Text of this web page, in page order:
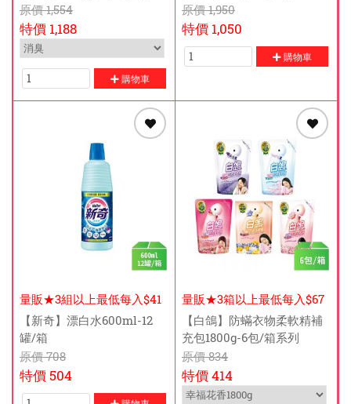
原價1,554
特價 1,188
購物車
原價1,950
特價 1,050
購物車
量販★3組以上最低每入$41
元【新奇】漂白水600ml-12
罐/箱
原價708
特價504
量販★3箱以上最低每入$67
元【白鴿】防蟎衣物柔軟精補
充包1800g-6包/箱系列
原價834
特價414